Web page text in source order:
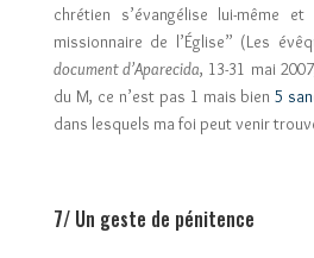
chrétien s’évangélise lui-même
missionnaire de l’Église” (Les
documentd’Aparecida, 13-31 mai
du M, ce n’est pas 1 mais bien5
dans lesquels ma foi peut venir
7/ Un geste de pénitence